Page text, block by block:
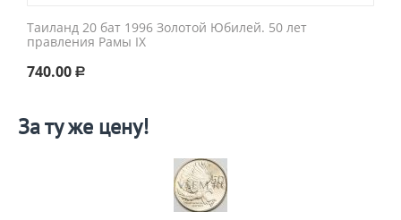
Таиланд 20 бат 1996 Золотой Юбилей. 50 лет
правления Рамы IX
740.00 Р
За ту же цену!